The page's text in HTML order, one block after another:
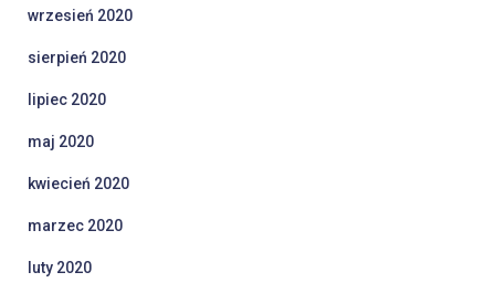
wrzesień 2020
sierpień 2020
lipiec 2020
maj 2020
kwiecień 2020
marzec 2020
luty 2020